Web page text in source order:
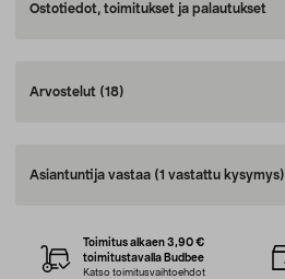
Ostotiedot, toimitukset ja palautukset
Arvostelut (18)
Asiantuntija vastaa (1 vastattu kysymys)
Toimitus alkaen 3,90 €
toimitustavalla Budbee
Katso toimitusvaihtoehdot